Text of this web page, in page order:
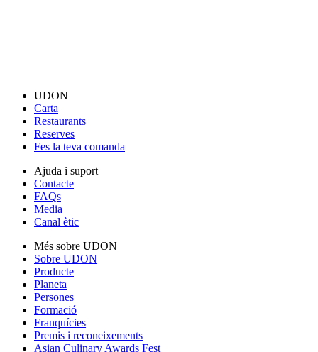
UDON
Carta
Restaurants
Reserves
Fes la teva comanda
Ajuda i suport
Contacte
FAQs
Media
Canal ètic
Més sobre UDON
Sobre UDON
Producte
Planeta
Persones
Formació
Franquícies
Premis i reconeixements
Asian Culinary Awards Fest